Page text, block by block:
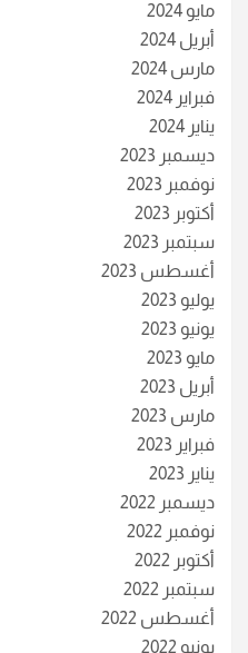
مايو 2024
أبريل 2024
مارس 2024
فبراير 2024
يناير 2024
ديسمبر 2023
نوفمبر 2023
أكتوبر 2023
سبتمبر 2023
أغسطس 2023
يوليو 2023
يونيو 2023
مايو 2023
أبريل 2023
مارس 2023
فبراير 2023
يناير 2023
ديسمبر 2022
نوفمبر 2022
أكتوبر 2022
سبتمبر 2022
أغسطس 2022
يونيو 2022